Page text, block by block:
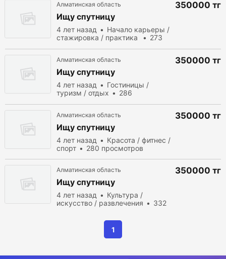
Алматинская область
Ищу спутницу
4 лет назад
Начало карьеры /
стажировка / практика
273
350000 тг
Алматинская область
Ищу спутницу
4 лет назад
Гостиницы /
туризм / отдых
286
350000 тг
Алматинская область
Ищу спутницу
4 лет назад
Красота / фитнес /
спорт
280 просмотров
350000 тг
Алматинская область
Ищу спутницу
4 лет назад
Культура /
искусство / развлечения
332
350000 тг
1